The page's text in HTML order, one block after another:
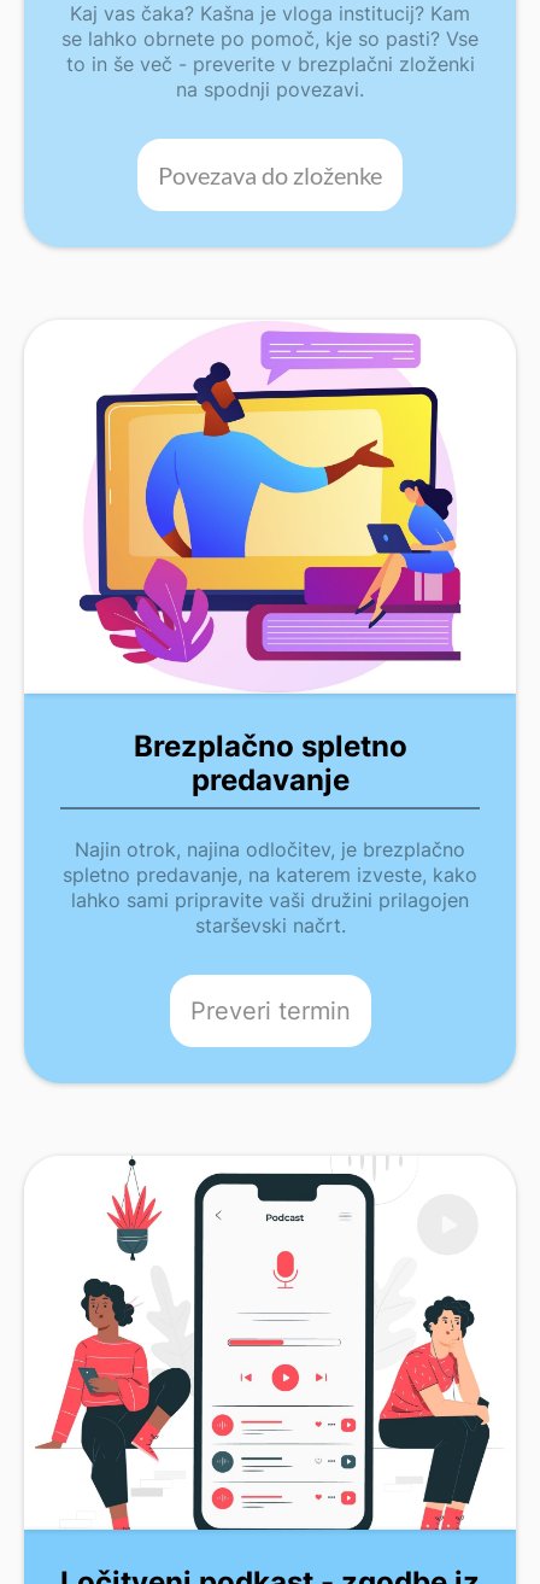
Kaj vas čaka? Kašna je vloga institucij? Kam
se lahko obrnete po pomoč, kje so pasti? Vse
to in še več - preverite v brezplačni zloženki
na spodnji povezavi.
Povezava do zloženke
Brezplačno spletno
predavanje
Najin otrok, najina odločitev, je brezplačno
spletno predavanje, na katerem izveste, kako
lahko sami pripravite vaši družini prilagojen
starševski načrt.
Preveri termin